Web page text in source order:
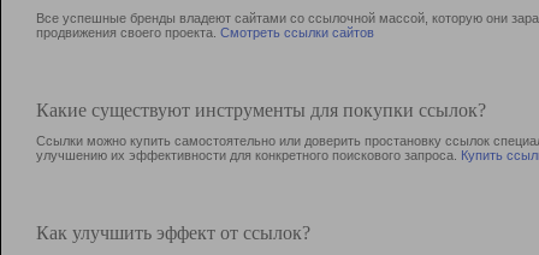
Все успешные бренды владеют сайтами со ссылочной массой, которую они
продвижения своего проекта. Смотреть ссылки сайтов
Какие существуют инструменты для покупки ссылок?
Ссылки можно купить самостоятельно или доверить простановку ссылок
улучшению их эффективности для конкретного поискового запроса. Купить
Как улучшить эффект от ссылок?